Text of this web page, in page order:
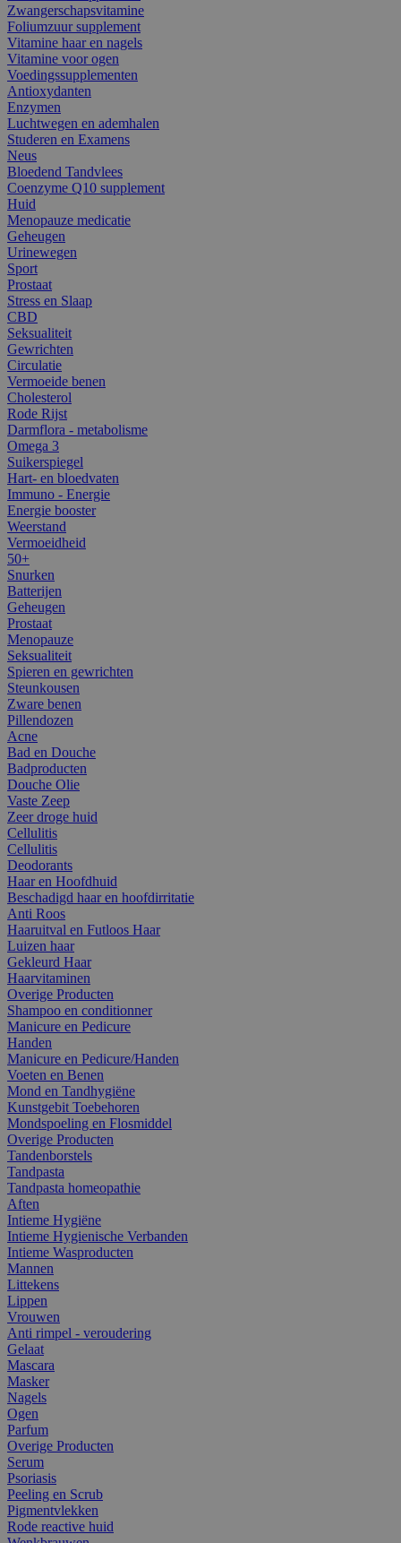
Zwangerschapsvitamine
Foliumzuur supplement
Vitamine haar en nagels
Vitamine voor ogen
Voedingssupplementen
Antioxydanten
Enzymen
Luchtwegen en ademhalen
Studeren en Examens
Neus
Bloedend Tandvlees
Coenzyme Q10 supplement
Huid
Menopauze medicatie
Geheugen
Urinewegen
Sport
Prostaat
Stress en Slaap
CBD
Seksualiteit
Gewrichten
Circulatie
Vermoeide benen
Cholesterol
Rode Rijst
Darmflora - metabolisme
Omega 3
Suikerspiegel
Hart- en bloedvaten
Immuno - Energie
Energie booster
Weerstand
Vermoeidheid
50+
Snurken
Batterijen
Geheugen
Prostaat
Menopauze
Seksualiteit
Spieren en gewrichten
Steunkousen
Zware benen
Pillendozen
Acne
Bad en Douche
Badproducten
Douche Olie
Vaste Zeep
Zeer droge huid
Cellulitis
Cellulitis
Deodorants
Haar en Hoofdhuid
Beschadigd haar en hoofdirritatie
Anti Roos
Haaruitval en Futloos Haar
Luizen haar
Gekleurd Haar
Haarvitaminen
Overige Producten
Shampoo en conditionner
Manicure en Pedicure
Handen
Manicure en Pedicure/Handen
Voeten en Benen
Mond en Tandhygiëne
Kunstgebit Toebehoren
Mondspoeling en Flosmiddel
Overige Producten
Tandenborstels
Tandpasta
Tandpasta homeopathie
Aften
Intieme Hygiëne
Intieme Hygienische Verbanden
Intieme Wasproducten
Mannen
Littekens
Lippen
Vrouwen
Anti rimpel - veroudering
Gelaat
Mascara
Masker
Nagels
Ogen
Parfum
Overige Producten
Serum
Psoriasis
Peeling en Scrub
Pigmentvlekken
Rode reactive huid